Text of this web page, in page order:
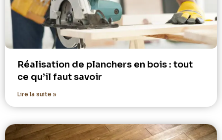
Réalisation de planchers en bois : tout
ce qu’il faut savoir
Lire la suite »